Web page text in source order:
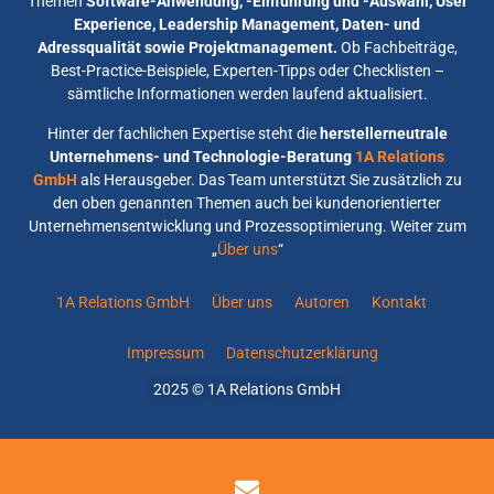
Experience, Leadership Management, Daten- und
Adressqualität sowie Projektmanagement. Ob Fachbeiträge,
Best-Practice-Beispiele, Experten-Tipps oder Checklisten –
sämtliche Informationen werden laufend aktualisiert.
Hinter der fachlichen Expertise steht dieherstellerneutrale
Unternehmens- und Technologie-Beratung 1A Relations
GmbH als Herausgeber. Das Team unterstützt Sie zusätzlich zu
den oben genannten Themen auch bei kundenorientierter
Unternehmensentwicklung und Prozessoptimierung. Weiter zum
„Über uns“
1A Relations GmbH Über uns Autoren Kontakt
Impressum Datenschutzerklärung
2025 © 1A Relations GmbH